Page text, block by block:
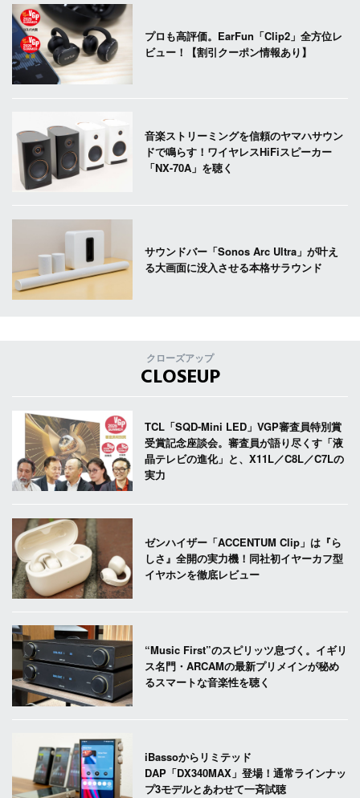
プロも高評価。EarFun「Clip2」全方位レ
ビュー！【割引クーポン情報あり】
音楽ストリーミングを信頼のヤマハサウン
ドで鳴らす！ワイヤレスHiFiスピーカー
「NX-70A」を聴く
サウンドバー「Sonos Arc Ultra」が叶え
る大画面に没入させる本格サラウンド
クローズアップ
CLOSEUP
TCL「SQD-Mini LED」VGP審査員特別賞
受賞記念座談会。審査員が語り尽くす「液
晶テレビの進化」と、X11L／C8L／C7Lの
実力
ゼンハイザー「ACCENTUM Clip」は『ら
しさ』全開の実力機！同社初イヤーカフ型
イヤホンを徹底レビュー
“Music First”のスピリッツ息づく。イギリ
ス名門・ARCAMの最新プリメインが秘め
るスマートな音楽性を聴く
iBassoからリミテッド
DAP「DX340MAX」登場！通常ラインナッ
プ3モデルとあわせて一斉試聴